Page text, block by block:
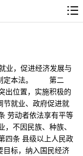
，促进经济发展与
制定本法。 第二
出位置，实施积极的
节就业、政府促进就
动者依法享有平等
不因民族、种族、
条 县级以上人民政
目标，纳入国民经济